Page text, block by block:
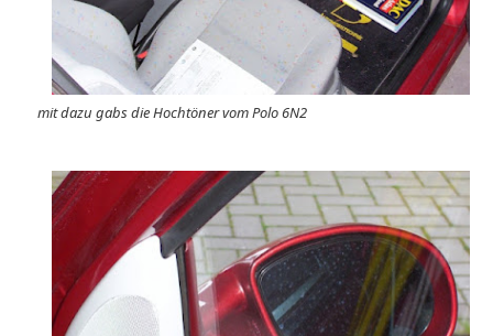
mit dazu gabs die Hochtöner vom Polo 6N2